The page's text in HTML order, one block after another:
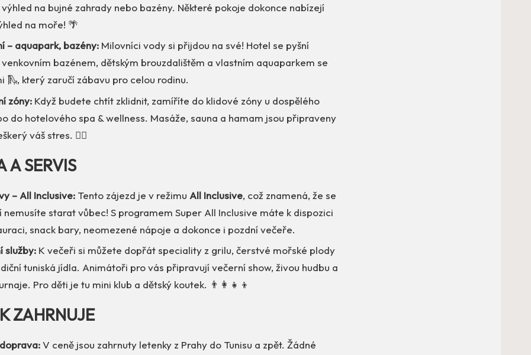
na bujné zahrady nebo bazény. Některé pokoje dokonce nabízejí
na moře! 🌴
– aquapark, bazény: Milovníci vody si přijdou na své! Hotel se pyšní
bazénem, dětským brouzdalištěm a vlastním aquaparkem se
🛝, který zaručí zábavu pro celou rodinu.
zóny: Když budete chtít zklidnit, zamíříte do klidové zóny u dospělého
do hotelového spa & wellness. Masáže, sauna a hamam jsou připraveny
váš stres. 🧖‍♀️
A SERVIS
– All Inclusive: Tento zájezd je v režimu All Inclusive, což znamená, že se
nemusíte starat vůbec! S programem Super All Inclusive máte k dispozici
snack bary, neomezené nápoje a dokonce i pozdní večeře.
služby: K večeři si můžete dopřát speciality z grilu, čerstvé mořské plody
tuniská jídla. Animátoři pro vás připravují večerní show, živou hudbu a
Pro děti je tu mini klub a dětský koutek. 👨‍👩‍👧‍👦
ZAHRNUJE
V ceně jsou zahrnuty letenky z Prahy do Tunisu a zpět. Žádné